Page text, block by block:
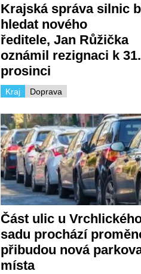
Krajská správa silnic
hledat nového
ředitele, Jan Růžička
oznámil rezignaci k 31.
prosinci
Doprava
Kraj
Část ulic u
sadu prochází
přibudou nová
místa